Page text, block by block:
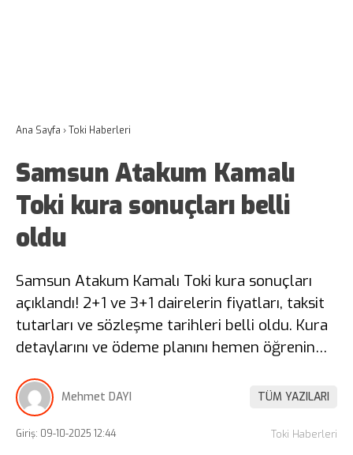
Ana Sayfa ›Toki Haberleri
Samsun Atakum Kamalı
Toki kura sonuçları belli
oldu
Samsun Atakum Kamalı Toki kura sonuçları
açıklandı! 2+1 ve 3+1 dairelerin fiyatları, taksit
tutarları ve sözleşme tarihleri belli oldu. Kura
detaylarını ve ödeme planını hemen öğrenin…
Mehmet DAYI TÜM YAZILARI
Giriş: 09-10-2025 12:44 Toki Haberleri